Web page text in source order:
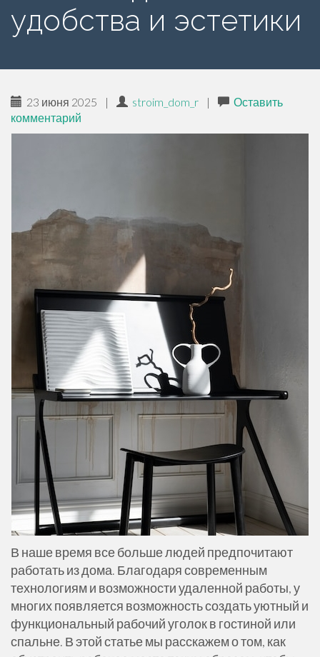
удобства и эстетики
23 июня 2025 | stroim_dom_r |
Оставить
комментарий
В наше время все больше людей предпочитают
работать из дома. Благодаря современным
технологиям и возможности удаленной работы, у
многих появляется возможность создать уютный и
функциональный рабочий уголок в гостиной или
спальне. В этой статье мы расскажем о том, как